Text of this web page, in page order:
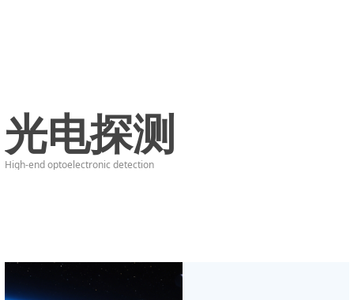
光电探测
High-end optoelectronic detection